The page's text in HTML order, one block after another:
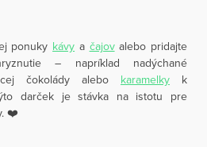
ponuky kávy a čajovalebo pridajte
– napríklad nadýchané
čokolády alebo karamelky k
darček je stávka na istotu pre
❤️